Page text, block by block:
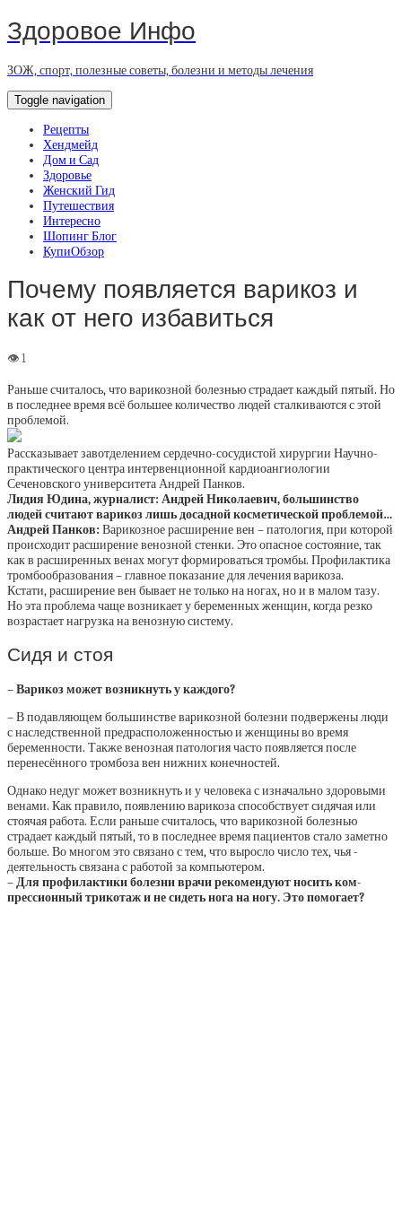
Здоровое Инфо
ЗОЖ, спорт, полезные советы, болезни и методы лечения
Toggle navigation
Рецепты
Хендмейд
Дом и Сад
Здоровье
Женский Гид
Путешествия
Интересно
Шопинг Блог
КупиОбзор
Почему появляется варикоз и
как от него избавиться
Раньше считалось, что варикозной болезнью страдает каждый пятый. Но
в последнее время всё большее количество людей сталкиваются с этой
проблемой.
Рассказывает завотделением сердечно-сосудистой хирургии Научно-
практического центра интервенционной кардиоангиологии
Сеченовского университета Андрей Панков.
Лидия Юдина, журналист: Андрей Николаевич, большинство
людей считают варикоз лишь досадной косметической проблемой…
Андрей Панков: Варикозное расширение вен – патология, при которой
происходит расширение венозной стенки. Это опасное состояние, так
как в расширенных венах могут формироваться тромбы. Профилактика
тромбо­образования – главное показание для лечения варикоза.
Кстати, расширение вен бывает не только на ногах, но и в малом тазу.
Но эта проблема чаще возникает у беременных женщин, когда резко
возрастает нагрузка на венозную систему.
Сидя и стоя
– Варикоз может возникнуть у каждого?
– В подавляющем большинстве варикозной болезни подвержены люди
с наслед­ственной предрасположенностью и женщины во время
беременности. Также венозная патология часто появляется после
перенесённого тромбоза вен нижних конечностей.
Однако недуг может возникнуть и у человека с изначально здоровыми
венами. Как правило, появлению варикоза способствует сидячая или
стоячая работа. Если раньше считалось, что варикозной болезнью
страдает каждый пятый, то в последнее время пациентов стало заметно
больше. Во многом это связано с тем, что выросло ­число тех, чья ­
деятельность связана с работой за компьютером.
– Для профилактики болезни врачи рекомендуют носить ком­
прессионный трикотаж и не сидеть нога на ногу. Это помогает?